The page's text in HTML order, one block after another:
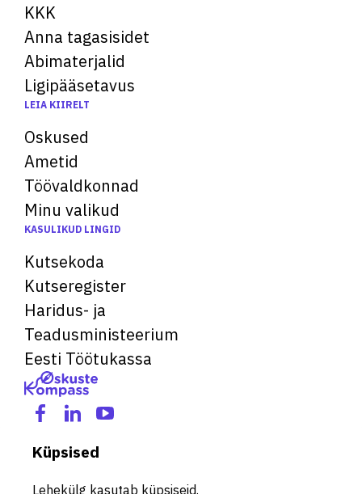
KKK
Anna tagasisidet
Abimaterjalid
Ligipääsetavus
LEIA KIIRELT
Oskused
Ametid
Töövaldkonnad
Minu valikud
KASULIKUD LINGID
Kutsekoda
Kutseregister
Haridus- ja
Teadusministeerium
Eesti Töötukassa
Küpsised
Lehekülg kasutab küpsiseid.